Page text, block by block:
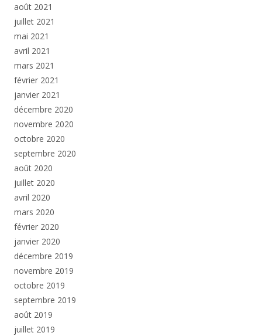
août 2021
juillet 2021
mai 2021
avril 2021
mars 2021
février 2021
janvier 2021
décembre 2020
novembre 2020
octobre 2020
septembre 2020
août 2020
juillet 2020
avril 2020
mars 2020
février 2020
janvier 2020
décembre 2019
novembre 2019
octobre 2019
septembre 2019
août 2019
juillet 2019